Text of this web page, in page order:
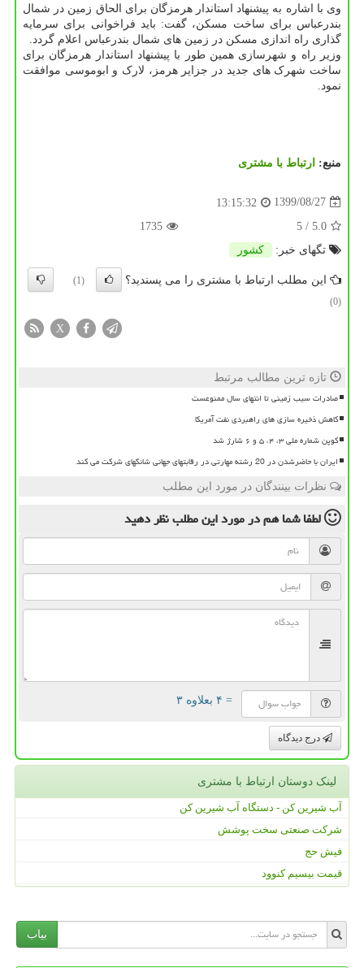
وی با اشاره به پیشنهاد استاندار هرمزگان برای الحاق زمین در شمال
بندرعباس برای ساخت مسکن، گفت: باید فراخوانی برای سرمایه
گذاری راه اندازی مسکن در زمین های شمال بندرعباس اعلام گردد.
وزیر راه و شهرسازی همین طور با پیشنهاد استاندار هرمزگان برای
ساخت شهرک های جدید در جزایر هرمز، لارک و ابوموسی موافقت
نمود.
منبع: ارتباط با مشتری
1399/08/27
13:15:32
5.0
/ 5
1735
تگهای خبر:
كشور
این مطلب ارتباط با مشتری را می پسندید؟
(1)
(0)
X
تازه ترین مطالب مرتبط
صادرات سیب زمینی تا انتهای سال ممنوعست
کاهش ذخیره سازی های راهبردی نفت آمریکا
کوپن شماره ملی ۳، ۴، ۵ و ۶ شارژ شد
ایران با حاضرشدن در 20 رشته مهارتی در رقابتهای جهانی شانگهای شرکت می کند
نظرات بینندگان در مورد این مطلب
لطفا شما همدر مورد این مطلبنظر دهید
= ۴ بعلاوه ۳
درج دیدگاه
لینک دوستان ارتباط با مشتری
آب شیرین کن - دستگاه آب شیرین کن
شرکت صنعتی سخت پوشش
فیش حج
قیمت بیسیم کنوود
بیاب